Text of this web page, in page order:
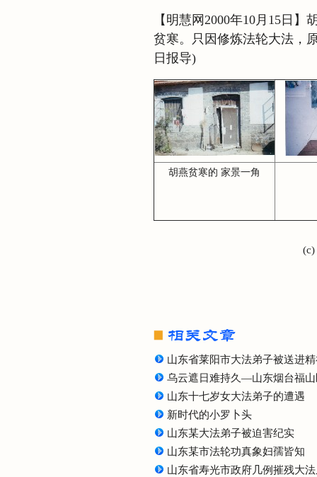
【明慧网2000年10月15日
贫寒。只因修炼法轮大法，
日报导)
胡燕贫寒的 家景一角
山东省莱阳市大法弟子被送进
乌云遮日难持久—山东烟台福
山东十七岁女大法弟子的遭遇
新时代的小罗卜头
山东某大法弟子被迫害纪实
山东某市法轮功真象妇孺皆知
山东省寿光市政府几例摧残大